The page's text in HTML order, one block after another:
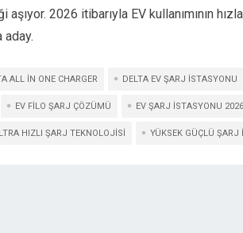
2026 itibarıyla EV kullanımının
ALL IN ONE CHARGER DELTA EV ŞARJ ISTASYONU
EV FILO ŞARJ ÇÖZÜMÜ EV ŞARJ ISTASYONU 2026
HIZLI ŞARJ TEKNOLOJISI YÜKSEK GÜÇLÜ ŞARJ